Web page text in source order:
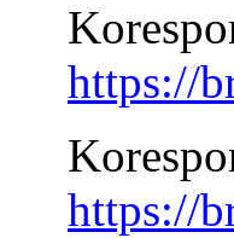
https://
https://